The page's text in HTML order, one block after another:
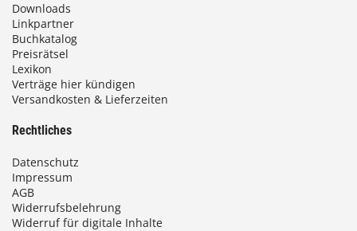
Downloads
Linkpartner
Buchkatalog
Preisrätsel
Lexikon
Verträge hier kündigen
Versandkosten & Lieferzeiten
Rechtliches
Datenschutz
Impressum
AGB
Widerrufsbelehrung
Widerruf für digitale Inhalte